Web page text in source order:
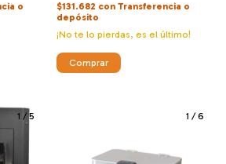
o
$131.682 con Transferencia o
depósito
¡No te lo pierdas, es el último!
1 / 5 1 /6